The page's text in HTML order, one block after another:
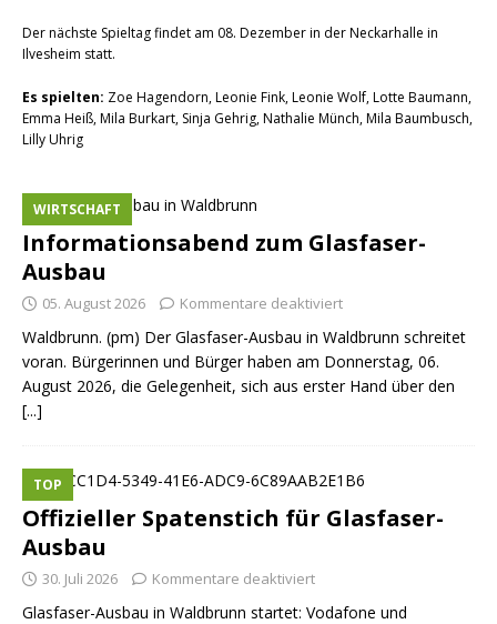
Der nächste Spieltag findet am 08. Dezember in der Neckarhalle in
Ilvesheim statt.
Es spielten: Zoe Hagendorn, Leonie Fink, Leonie Wolf, Lotte Baumann,
Emma Heiß, Mila Burkart, Sinja Gehrig, Nathalie Münch, Mila Baumbusch,
Lilly Uhrig
Informationsabend zum Glasfaser-
Ausbau
WIRTSCHAFT
05. August 2026 Kommentare deaktiviert
Waldbrunn. (pm) Der Glasfaser-Ausbau in Waldbrunn schreitet
voran. Bürgerinnen und Bürger haben am Donnerstag, 06.
August 2026, die Gelegenheit, sich aus erster Hand über den
[...]
Offizieller Spatenstich für Glasfaser-
Ausbau
TOP
30. Juli 2026 Kommentare deaktiviert
Glasfaser-Ausbau in Waldbrunn startet: Vodafone und